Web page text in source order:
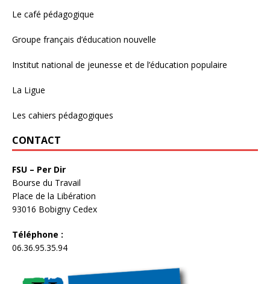
Le café pédagogique
Groupe français d’éducation nouvelle
Institut national de jeunesse et de l’éducation populaire
La Ligue
Les cahiers pédagogiques
CONTACT
FSU – Per Dir
Bourse du Travail
Place de la Libération
93016 Bobigny Cedex
Téléphone :
06.36.95.35.94